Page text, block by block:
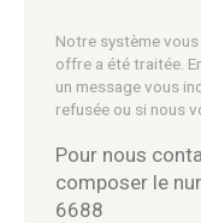
Notre système
offre a été traitée.
un message vous
refusée ou si nous
Pour nous
composer le
6688